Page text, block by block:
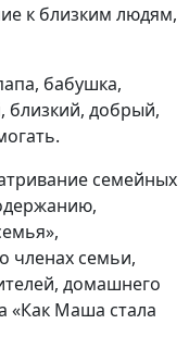
к близким людям,
бабушка,
близкий, добрый,
семейных
членах семьи,
домашнего
«Как Маша стала